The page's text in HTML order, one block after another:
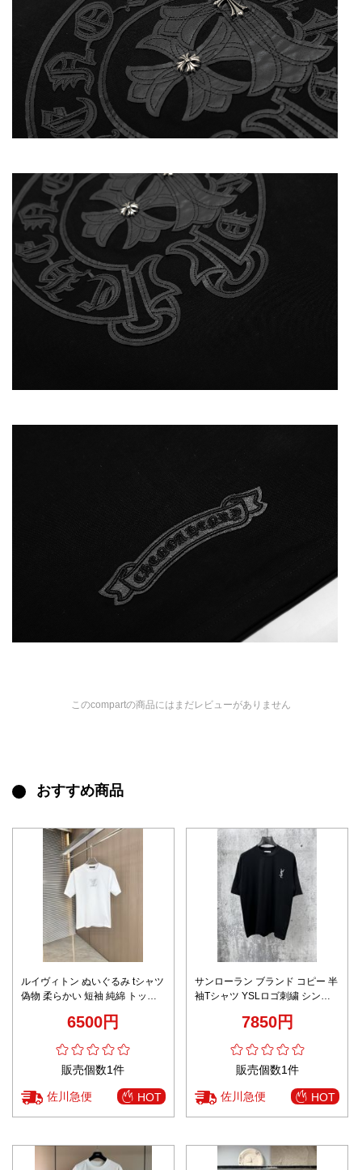
このcompartの商品にはまだレビューがありません
おすすめ商品
ルイヴィトン ぬいぐるみ tシャツ
偽物 柔らかい 短袖 純綿 トップ
6500円
販売個数1件
佐川急便 HOT
サンローラン ブランド コピー 半
袖Tシャツ YSLロゴ刺繍 シンプ
7850円
販売個数1件
佐川急便 HOT